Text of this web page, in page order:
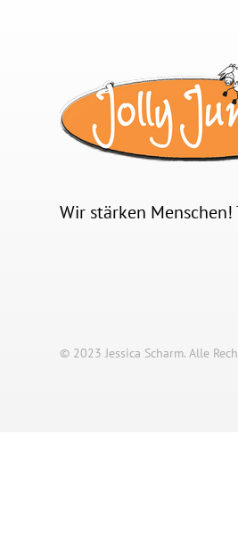
Wir stärken
© 2023 Jessica Scharm. Alle